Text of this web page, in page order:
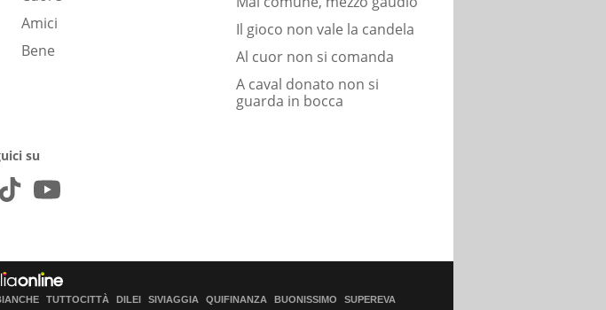
Amici
Bene
Il gioco non vale la candela
Al cuor non si comanda
A caval donato non si
guarda in bocca
su
TUTTOCITTÀ DILEI SIVIAGGIA QUIFINANZA BUONISSIMO SUPEREVA